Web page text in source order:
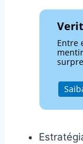
Entre